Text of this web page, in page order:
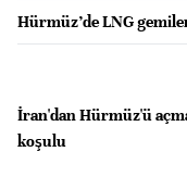
Hürmüz’de LNG
İran'dan Hürmüz'ü
koşulu